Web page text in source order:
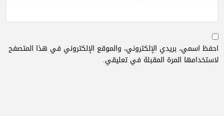
احفظ اسمي، بريدي الإلكتروني، والموقع الإلكتروني في هذا المتصفح
لاستخدامها المرة المقبلة في تعليقي.